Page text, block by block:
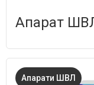
Апарат ШВЛ
Апарати ШВЛ